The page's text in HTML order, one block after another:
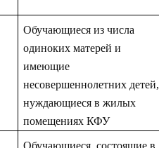
Обучающиеся из числа
одиноких матерей и
имеющие
несовершеннолетних детей,
нуждающиеся в жилых
помещениях КФУ
Обучающиеся, состоящие в